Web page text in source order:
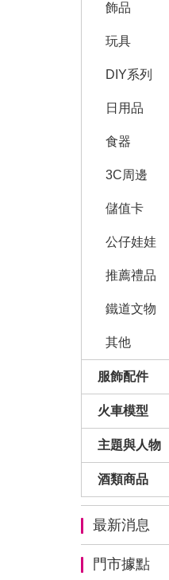
飾品
玩具
DIY系列
日用品
食器
3C周邊
儲值卡
公仔娃娃
推薦禮品
鐵道文物
其他
服飾配件
火車模型
主題與人物
酒類商品
最新消息
門市據點